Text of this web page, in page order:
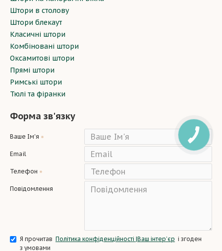
Штори в столову
Штори блекаут
Класичні штори
Комбіновані штори
Оксамитові штори
Прямі штори
Римські штори
Тюлі та фіранки
Форма зв'язку
Ваше Ім'я
Email
Телефон
Повідомлення
Я прочитав Політика конфіденційності |Ваш інтер’єр і згоден
з умовами